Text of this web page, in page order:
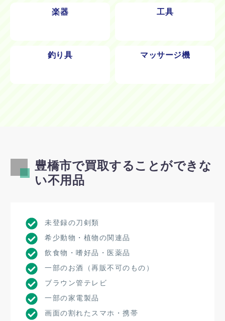
楽器 工具
釣り具 マッサージ機
豊橋市で買取することができな
い不用品
未登録の刀剣類
希少動物・植物の関連品
飲食物・嗜好品・医薬品
一部のお酒（再販不可のもの）
ブラウン管テレビ
一部の家電製品
画面の割れたスマホ・携帯